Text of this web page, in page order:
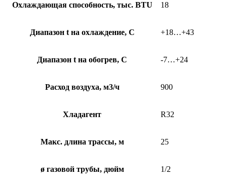
Охлаждающая способность, тыс. BTU 18
Диапазон t на охлаждение, С +18…+43
Диапазон t на обогрев, С -7…+24
Расход воздуха, м3/ч 900
Хладагент R32
Макс. длина трассы, м 25
ø газовой трубы, дюйм 1/2